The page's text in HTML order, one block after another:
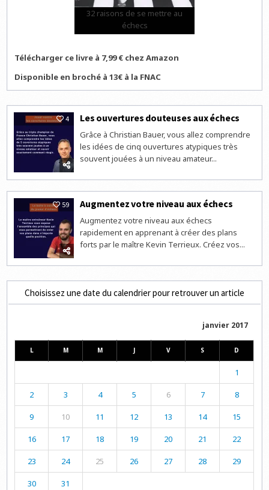
32 raisons de se mettre au
échecs
Télécharger ce livre à 7,99 € chez Amazon
Disponible en broché à 13€ à la FNAC
4 Les ouvertures douteuses aux échecs
Grâce à Christian Bauer, vous allez comprendre
les idées de cinq ouvertures atypiques très
souvent jouées à un niveau amateur...
59 Augmentez votre niveau aux échecs
Augmentez votre niveau aux échecs
rapidement en apprenant à créer des plans
forts par le maître Kevin Terrieux. Créez vos...
Choisissez une date du calendrier pour retrouver un article
janvier 2017
L M M J V S D
1
2 3 4 5 6 7 8
9 10 11 12 13 14 15
16 17 18 19 20 21 22
23 24 25 26 27 28 29
30
31